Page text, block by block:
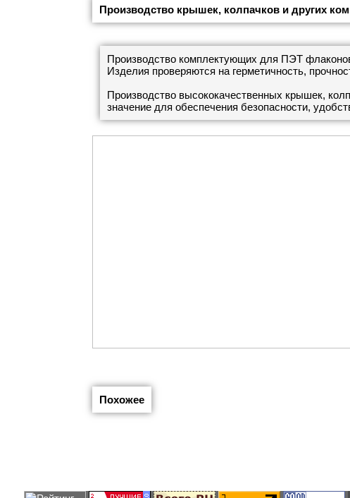
Производство крышек, колпачков и других
Производство комплектующих для ПЭТ
Изделия проверяются на герметичность,
Производство высококачественных крышек,
значение для обеспечения безопасности,
Похожее